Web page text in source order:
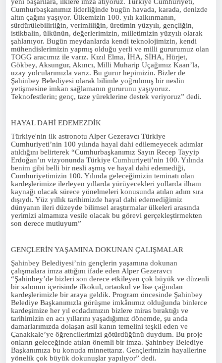
Cumhurbaşkanımız liderliğinde bugün havada, karada, denizde
altın çağını yaşıyor. Ülkemizin 100. yılı kalkınmanın,
sürdürülebilirliğin, verimliliğin, üretimin yüzyılı, gençliğin,
istikbalin, ülkünün, değerlerimizin, milletimizin yüzyılı olarak
şahlanıyor. Bugün meydanlarda kendi teknolojimizin, kendi
mühendislerimizin yapmış olduğu yerli ve milli gururumuz olan
TOGG aracımız ile varız. Kızıl Elma, İHA, SİHA, Hürjet,
Gökbey, Aksungur, Akıncı, Milli Muharip Uçağımız Kaan’la,
uzay yolcularımızla varız. Bu gurur hepimizin. Bizler de
Şahinbey Belediyesi olarak bilimle yoğrulmuş bir neslin
yetişmesine imkan sağlamanın gururunu yaşıyoruz.
Teknofestlerin; genç, taze yüreklerine destek veriyoruz” dedi.
HAYAL DAHİ EDEMEZDİK
Türkiye'nin ilk astronotu Alper Gezeravcı Türkiye
Cumhuriyeti’nin 100 yılında hayal dahi edilemeyecek adımlar
atıldığını belirterek “Cumhurbaşkanımız Sayın Recep Tayyip
Erdoğan’ın vizyonunda Türkiye Cumhuriyeti’nin 100. Yılında
benim gibi belli bir nesli aşmış ve hayal dahi edemediği,
Cumhuriyetimizin 100. Yılında geleceğimizin teminatı olan
kardeşlerimize ilerleyen yıllarda yürüyecekleri yollarda ilham
kaynağı olacak sürece yönelmeleri konusunda atılan adım sıra
dışıydı. Yüz yıllık tarihimizde hayal dahi edemediğimiz
dünyanın ileri düzeyde bilimsel araştırmalar ülkeleri arasında
yerimizi almamıza vesile olacak bu görevi gerçekleştirmekten
son derece mutluyum”
GENÇLERİN YAŞAMINA DOKUNAN ÇALIŞMALAR
Şahinbey Belediyesi’nin gençlerin yaşamına dokunan
çalışmalara imza attığını ifade eden Alper Gezeravcı
“Şahinbey’de bizleri son derece etkileyen çok büyük ve düzenli
bir salonun içerisinde ilkokul, ortaokul ve lise çağından
kardeşlerimizle bir araya geldik. Program öncesinde Şahinbey
Belediye Başkanımızla görüşme imkânımız olduğunda binlerce
kardeşimize her yıl ecdadımızın bizlere miras bıraktığı ve
tarihimizin en acı yıllarını yaşadığımız dönemde, şu anda
damarlarımızda dolaşan asil kanın temelini teşkil eden ve
Çanakkale’ye öğrencilerimizi götürdüğünü duydum. Bu proje
onların geleceğinde atılan önemli bir imza. Şahinbey Belediye
Başkanımıza bu konuda minnettarız. Gençlerimizin hayallerine
yönelik çok büyük dokunuşlar yapılıyor” dedi.